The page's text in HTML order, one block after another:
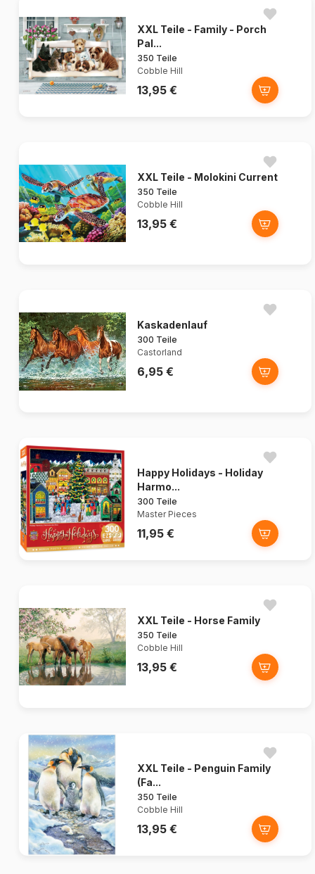
XXL Teile - Family - Porch
Pal...
350 Teile
Cobble Hill
13,95 €
XXL Teile - Molokini Current
350 Teile
Cobble Hill
13,95 €
Kaskadenlauf
300 Teile
Castorland
6,95 €
Happy Holidays - Holiday
Harmo...
300 Teile
Master Pieces
11,95 €
XXL Teile - Horse Family
350 Teile
Cobble Hill
13,95 €
XXL Teile - Penguin Family
(Fa...
350 Teile
Cobble Hill
13,95 €